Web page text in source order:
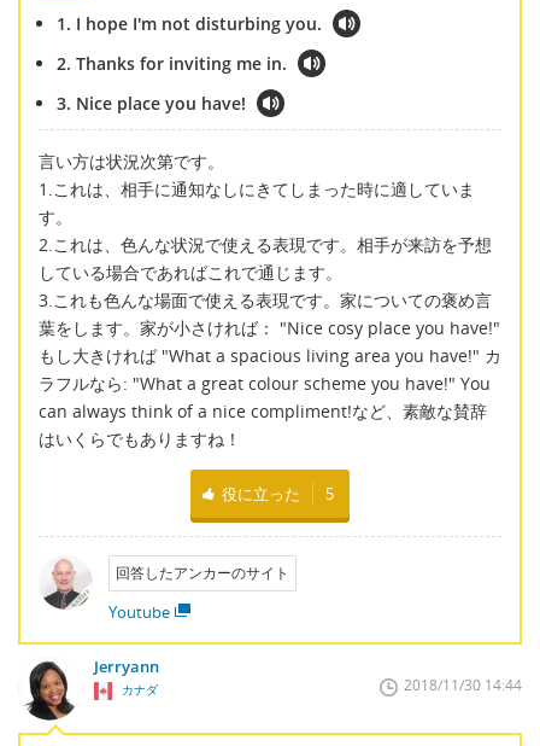
1. I hope I'm not disturbing you.
2. Thanks for inviting me in.
3. Nice place you have!
言い方は状況次第です。
1.これは、相手に通知なしにきてしまった時に適していま
す。
2.これは、色んな状況で使える表現です。相手が来訪を予想
している場合であればこれで通じます。
3.これも色んな場面で使える表現です。家についての褒め言
葉をします。家が小さければ： "Nice cosy place you have!"
もし大きければ "What a spacious living area you have!" カ
ラフルなら: "What a great colour scheme you have!" You
can always think of a nice compliment!など、素敵な賛辞
はいくらでもありますね！
役に立った 5
回答したアンカーのサイト
Youtube
Jerryann
カナダ 2018/11/30 14:44